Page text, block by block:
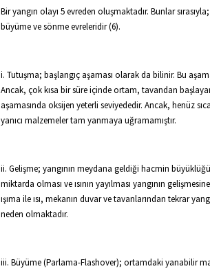
Bir yangın olayı 5 evreden oluşmaktadır. Bunlar
büyüme ve sönme evreleridir (6).
i. Tutuşma; başlangıç aşaması olarak da bilinir. Bu
Ancak, çok kısa bir süre içinde ortam, tavandan
aşamasında oksijen yeterli seviyededir. Ancak, henüz
yanıcı malzemeler tam yanmaya uğramamıştır.
ii. Gelişme; yangının meydana geldiği hacmin
miktarda olması ve ısının yayılması yangının
ışıma ile ısı, mekanın duvar ve tavanlarından tekrar
neden olmaktadır.
iii. Büyüme (Parlama-Flashover); ortamdaki yanabilir